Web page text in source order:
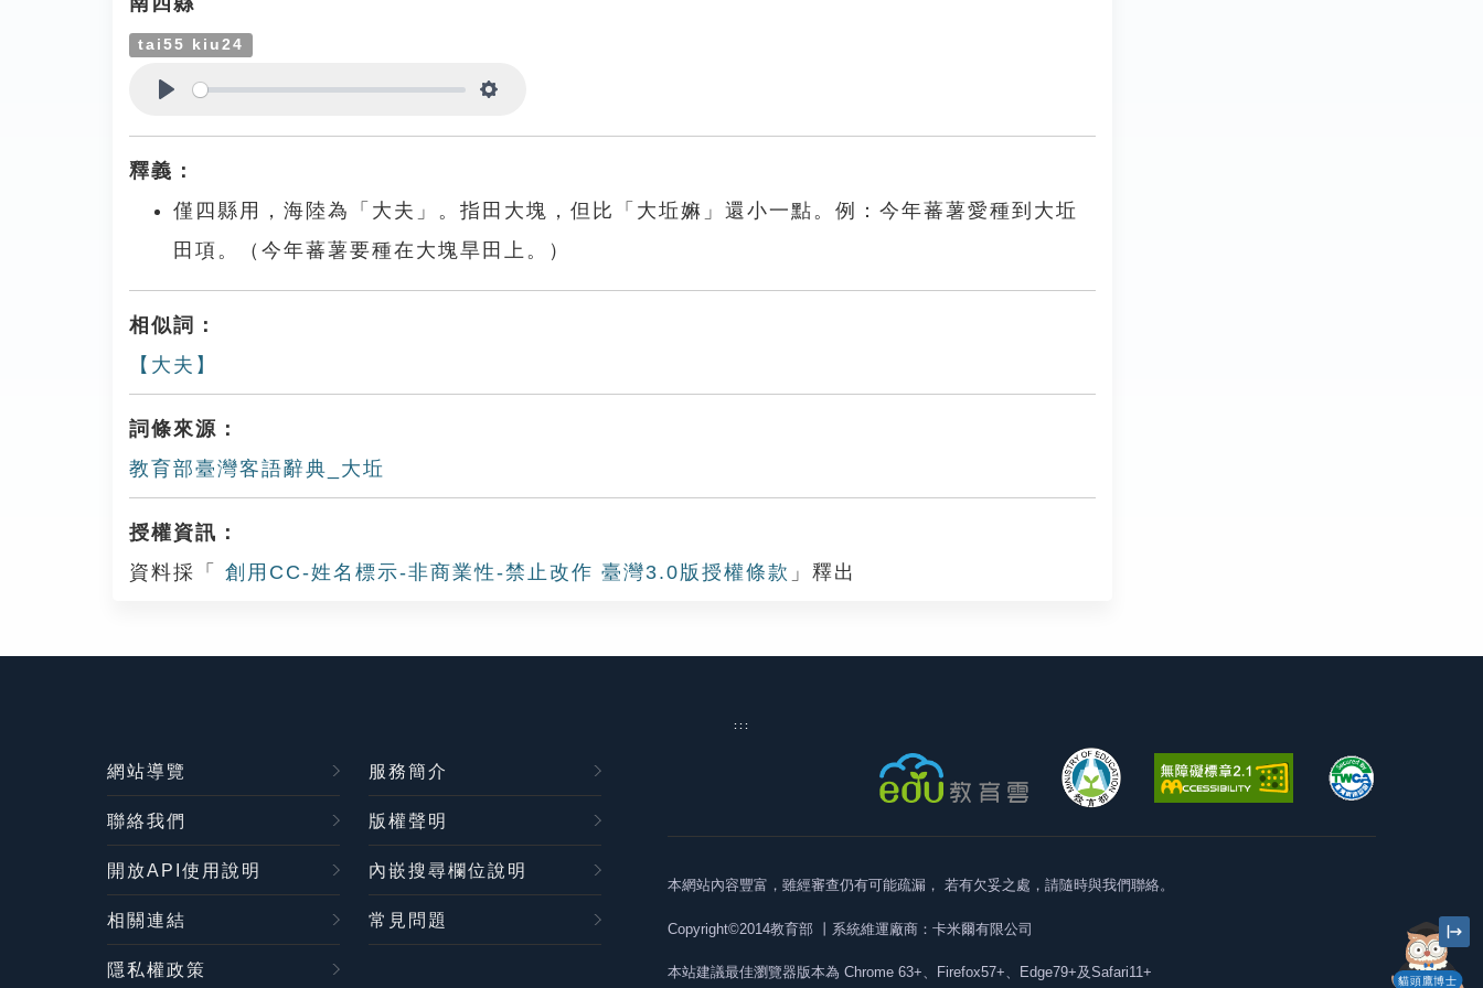
tai55 kiu24
釋義：
僅四縣用，海陸為「大夫」。指田大塊，但比「大坵嫲」還小一點。例：今年蕃薯愛種到大坵
田項。（今年蕃薯要種在大塊旱田上。）
相似詞：
【大夫】
詞條來源：
教育部臺灣客語辭典_大坵
授權資訊：
資料採「
創用CC-姓名標示-非商業性-禁止改作 臺灣3.0版授權條款 」釋出
貓頭鷹博士
:::
網站導覽 服務簡介
聯絡我們 版權聲明
開放API使用說明 內嵌搜尋欄位說明
相關連結 常見問題
隱私權政策
本網站內容豐富，雖經審查仍有可能疏漏， 若有欠妥之處，請隨時與我們聯絡。
Copyright©2014教育部 丨系統維運廠商：卡米爾有限公司
本站建議最佳瀏覽器版本為 Chrome 63+、Firefox57+、Edge79+及Safari11+